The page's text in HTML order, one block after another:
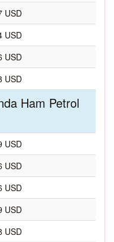
USD
USD
USD
USD
Ham Petrol
USD
USD
USD
USD
USD